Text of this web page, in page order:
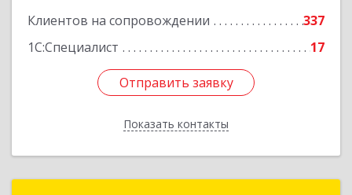
Клиентов на сопровождении
337
1С:Специалист
17
Отправить заявку
Показать контакты
Отправить заявку
Назад